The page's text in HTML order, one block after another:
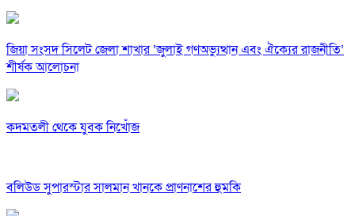
জিয়া সংসদ সিলেট জেলা শাখার ‘জুলাই গণঅভ্যুত্থান এবং ঐক্যের রাজনীতি’
শীর্ষক আলোচনা
কদমতলী থেকে যুবক নিখোঁজ
বলিউড সুপারস্টার সালমান খানকে প্রাণনাশের হুমকি